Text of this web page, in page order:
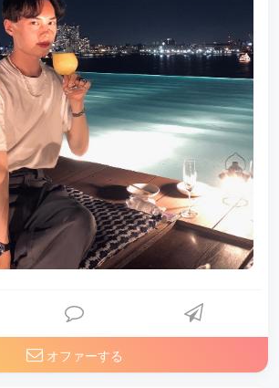
オファーする